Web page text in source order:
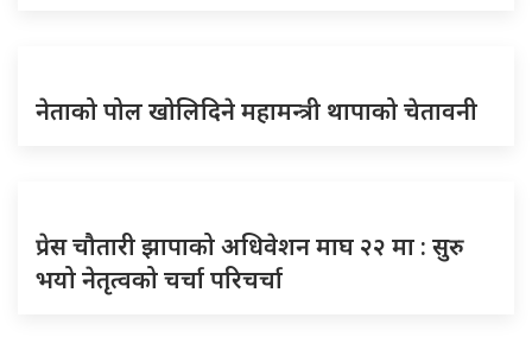
नेताको पोल खोलिदिने महामन्त्री थापाको चेतावनी
प्रेस चौतारी झापाको अधिवेशन माघ २२ मा : सुरु
भयो नेतृत्वको चर्चा परिचर्चा